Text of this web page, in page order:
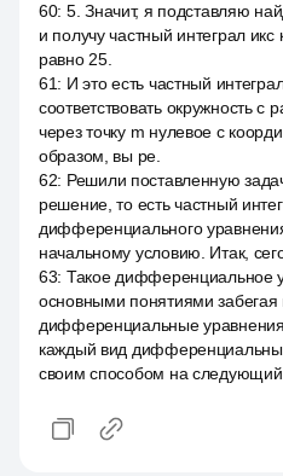
60: 5. Значит, я подставляю
и получу частный интеграл икс
равно 25.
61: И это есть частный
соответствовать окружность
через точку m нулевое с
образом, вы ре.
62: Решили поставленную
решение, то есть частный
дифференциального
начальному условию. Итак,
63: Такое дифференциальное
основными понятиями забегая
дифференциальные
каждый вид
своим способом на следующий.